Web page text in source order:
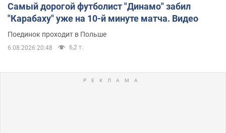
Самый дорогой футболист "Динамо" забил
"Карабаху" уже на 10-й минуте матча. Видео
Поединок проходит в Польше
6.08.2026 20:48 6,2 т.